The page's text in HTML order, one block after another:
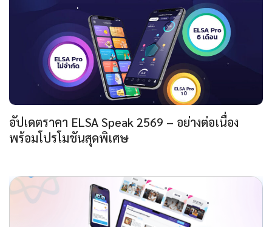
อัปเดตราคา ELSA Speak 2569 – อย่างต่อเนื่อง
พร้อมโปรโมชันสุดพิเศษ